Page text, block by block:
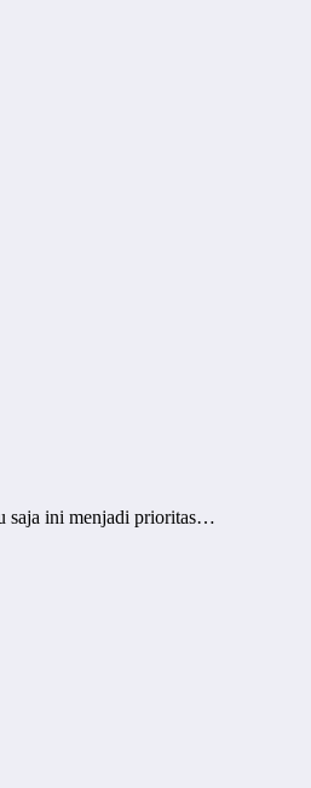
saja ini menjadi prioritas…